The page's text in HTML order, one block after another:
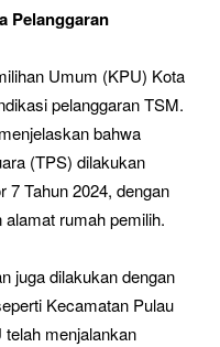
Pelanggaran
Umum (KPU) Kota
pelanggaran TSM.
bahwa
(TPS) dilakukan
7 Tahun 2024, dengan
rumah pemilih.
juga dilakukan dengan
Kecamatan Pulau
menjalankan